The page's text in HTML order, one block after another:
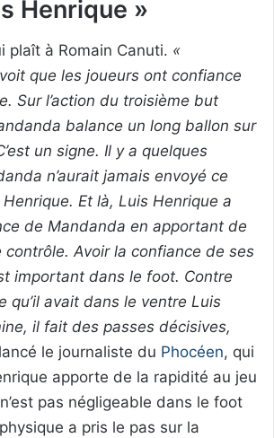
Henrique »
plaît à Romain Canuti. «
que les joueurs ont confiance
Sur l’action du troisième but
balance un long ballon sur
un signe. Il y a quelques
n’aurait jamais envoyé ce
Et là, Luis Henrique a
de Mandanda en apportant de
Avoir la confiance de ses
important dans le foot. Contre
qu’il avait dans le ventre Luis
il fait des passes décisives,
le journaliste du Phocéen, qui
apporte de la rapidité au jeu
pas négligeable dans le foot
a pris le pas sur la